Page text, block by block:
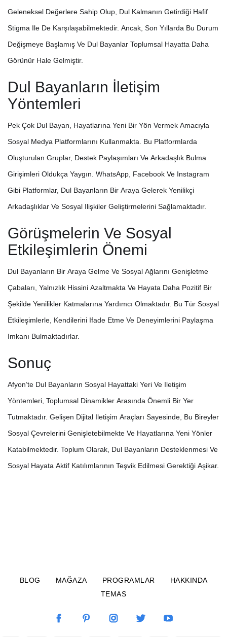
Geleneksel Değerlere Sahip Olup, Dul Kalmanın Getirdiği Hafif
Stigma Ile De Karşılaşabilmektedir. Ancak, Son Yıllarda Bu Durum
Değişmeye Başlamış Ve Dul Bayanlar Toplumsal Hayatta Daha
Görünür Hale Gelmiştir.
Dul Bayanların İletişim
Yöntemleri
Pek Çok Dul Bayan, Hayatlarına Yeni Bir Yön Vermek Amacıyla
Sosyal Medya Platformlarını Kullanmakta. Bu Platformlarda
Oluşturulan Gruplar, Destek Paylaşımları Ve Arkadaşlık Bulma
Girişimleri Oldukça Yaygın. WhatsApp, Facebook Ve Instagram
Gibi Platformlar, Dul Bayanların Bir Araya Gelerek Yenilikçi
Arkadaşlıklar Ve Sosyal Ilişkiler Geliştirmelerini Sağlamaktadır.
Görüşmelerin Ve Sosyal
Etkileşimlerin Önemi
Dul Bayanların Bir Araya Gelme Ve Sosyal Ağlarını Genişletme
Çabaları, Yalnızlık Hissini Azaltmakta Ve Hayata Daha Pozitif Bir
Şekilde Yenilikler Katmalarına Yardımcı Olmaktadır. Bu Tür Sosyal
Etkileşimlerle, Kendilerini Ifade Etme Ve Deneyimlerini Paylaşma
Imkanı Bulmaktadırlar.
Sonuç
Afyon’te Dul Bayanların Sosyal Hayattaki Yeri Ve Iletişim
Yöntemleri, Toplumsal Dinamikler Arasında Önemli Bir Yer
Tutmaktadır. Gelişen Dijital Iletişim Araçları Sayesinde, Bu Bireyler
Sosyal Çevrelerini Genişletebilmekte Ve Hayatlarına Yeni Yönler
Katabilmektedir. Toplum Olarak, Dul Bayanların Desteklenmesi Ve
Sosyal Hayata Aktif Katılımlarının Teşvik Edilmesi Gerektiği Aşikar.
BLOG MAĞAZA PROGRAMLAR
HAKKINDA
TEMAS